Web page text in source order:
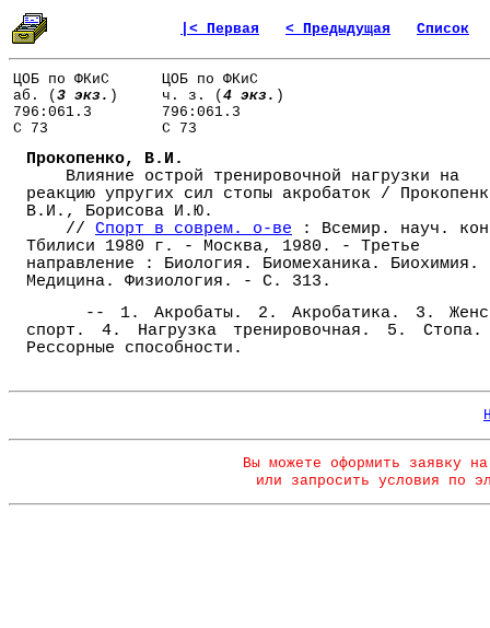
|< Первая < Предыдущая Список
ЦОБ по ФКиС
аб. ( 3 экз. )
796:061.3
С 73
ЦОБ по ФКиС
ч. з. ( 4 экз. )
796:061.3
С 73
Прокопенко, В.И.
Влияние острой тренировочной нагрузки на
реакцию упругих сил стопы акробаток /
В.И., Борисова И.Ю.
// Спорт в соврем. о-ве : Всемир. науч.
Тбилиси 1980 г. - Москва, 1980. - Третье
направление : Биология. Биомеханика. Биохимия.
Медицина. Физиология. - С. 313.
-- 1. Акробаты. 2. Акробатика. 3.
спорт. 4. Нагрузка тренировочная. 5.
Рессорные способности.
Вы можете оформить заявку
или запросить условия по